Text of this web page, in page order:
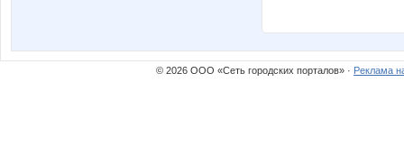
© 2026 ООО «Сеть городских порталов» · Реклама